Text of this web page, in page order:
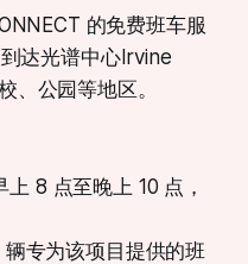
的免费班车服
达光谱中心Irvine
、公园等地区。
8 点至晚上 10 点，
专为该项目提供的班